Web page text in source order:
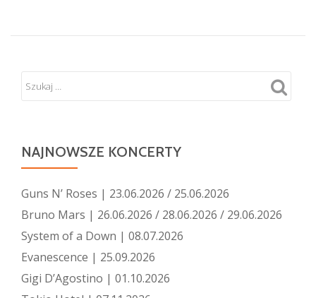
NAJNOWSZE KONCERTY
Guns N’ Roses | 23.06.2026 / 25.06.2026
Bruno Mars | 26.06.2026 / 28.06.2026 / 29.06.2026
System of a Down | 08.07.2026
Evanescence | 25.09.2026
Gigi D’Agostino | 01.10.2026